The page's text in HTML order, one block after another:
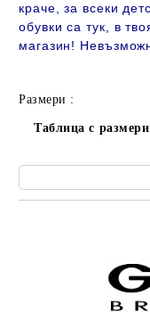
краче, за всеки
обувки са тук, в
магазин!
Размери :
Таблица с размери